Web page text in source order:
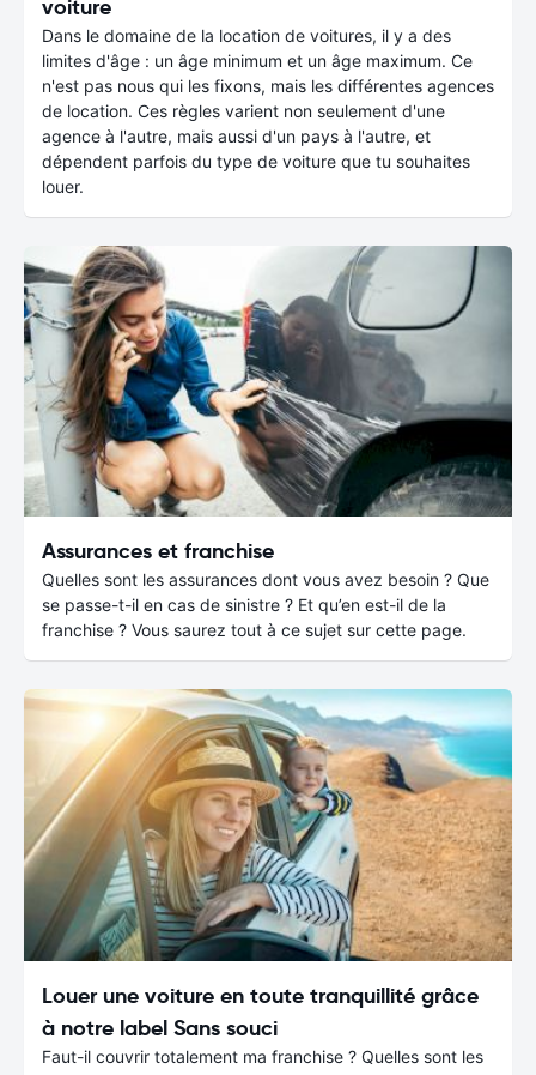
voiture
Dans le domaine de la location de voitures, il y a des
limites d'âge : un âge minimum et un âge maximum. Ce
n'est pas nous qui les fixons, mais les différentes agences
de location. Ces règles varient non seulement d'une
agence à l'autre, mais aussi d'un pays à l'autre, et
dépendent parfois du type de voiture que tu souhaites
louer.
Assurances et franchise
Quelles sont les assurances dont vous avez besoin ? Que
se passe-t-il en cas de sinistre ? Et qu’en est-il de la
franchise ? Vous saurez tout à ce sujet sur cette page.
Louer une voiture en toute tranquillité grâce
à notre label Sans souci
Faut-il couvrir totalement ma franchise ? Quelles sont les